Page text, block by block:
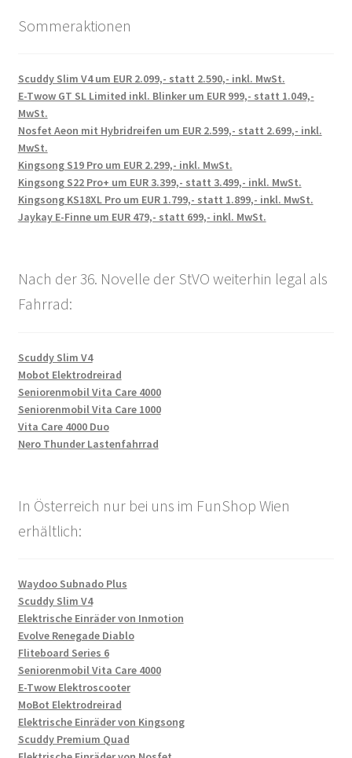
Sommeraktionen
Scuddy Slim V4 um EUR 2.099,- statt 2.590,- inkl. MwSt.
E-Twow GT SL Limited inkl. Blinker um EUR 999,- statt 1.049,-
MwSt.
Nosfet Aeon mit Hybridreifen um EUR 2.599,- statt 2.699,- inkl.
MwSt.
Kingsong S19 Pro um EUR 2.299,- inkl. MwSt.
Kingsong S22 Pro+ um EUR 3.399,- statt 3.499,- inkl. MwSt.
Kingsong KS18XL Pro um EUR 1.799,- statt 1.899,- inkl. MwSt.
Jaykay E-Finne um EUR 479,- statt 699,- inkl. MwSt.
Nach der 36. Novelle der StVO weiterhin legal als
Fahrrad:
Scuddy Slim V4
Mobot Elektrodreirad
Seniorenmobil Vita Care 4000
Seniorenmobil Vita Care 1000
Vita Care 4000 Duo
Nero Thunder Lastenfahrrad
In Österreich nur bei uns im FunShop Wien
erhältlich:
Waydoo Subnado Plus
Scuddy Slim V4
Elektrische Einräder von Inmotion
Evolve Renegade Diablo
Fliteboard Series 6
Seniorenmobil Vita Care 4000
E-Twow Elektroscooter
MoBot Elektrodreirad
Elektrische Einräder von Kingsong
Scuddy Premium Quad